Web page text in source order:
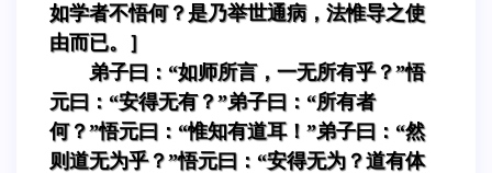
如学者不悟何？是乃举世通病，法惟导之使
由而已。］
弟子曰：“如师所言，一无所有乎？”悟
元曰：“安得无有？”弟子曰：“所有者
何？”悟元曰：“惟知有道耳！”弟子曰：“然
则道无为乎？”悟元曰：“安得无为？道有体